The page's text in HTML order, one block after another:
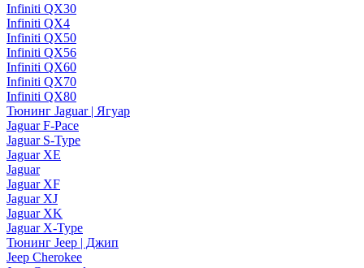
Infiniti QX30
Infiniti QX4
Infiniti QX50
Infiniti QX56
Infiniti QX60
Infiniti QX70
Infiniti QX80
Тюнинг Jaguar | Ягуар
Jaguar F-Pace
Jaguar S-Type
Jaguar XE
Jaguar
Jaguar XF
Jaguar XJ
Jaguar XK
Jaguar X-Type
Тюнинг Jeep | Джип
Jeep Cherokee